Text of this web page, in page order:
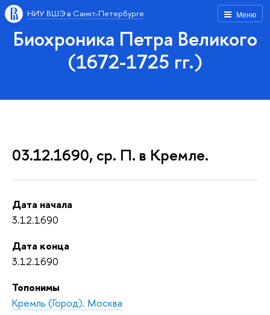
Меню
НИУ ВШЭ в Санкт-Петербурге
Биохроника Петра Великого
(1672-1725 гг.)
03.12.1690, ср. П. в Кремле.
Дата начала
3.12.1690
Дата конца
3.12.1690
Топонимы
Кремль (Город). Москва